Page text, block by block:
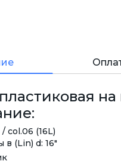
col.06 (16L)
(Lin) d: 16"